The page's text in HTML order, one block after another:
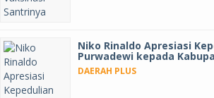
Niko Rinaldo Apresiasi
Purwadewi kepada
DAERAH PLUS